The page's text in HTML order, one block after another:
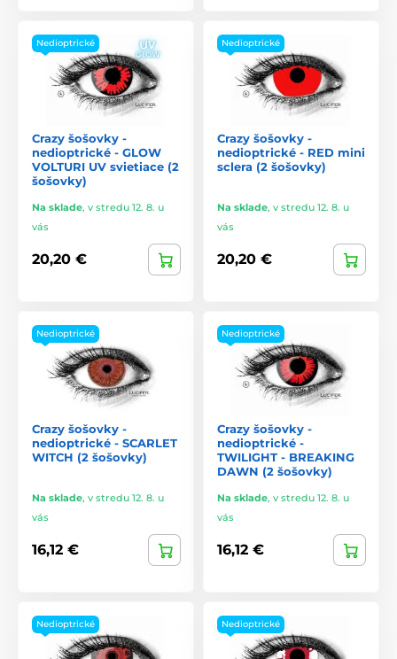
Nedioptrické
Crazy šošovky -
nedioptrické - GLOW
VOLTURI UV svietiace (2
šošovky)
Na sklade, v stredu 12. 8. u
vás
20,20 €
Nedioptrické
Crazy šošovky -
nedioptrické - RED mini
sclera (2 šošovky)
Na sklade, v stredu 12. 8. u
vás
20,20 €
Nedioptrické
Crazy šošovky -
nedioptrické - SCARLET
WITCH (2 šošovky)
Na sklade, v stredu 12. 8. u
vás
16,12 €
Nedioptrické
Crazy šošovky -
nedioptrické -
TWILIGHT - BREAKING
DAWN (2 šošovky)
Na sklade, v stredu 12. 8. u
vás
16,12 €
Nedioptrické Nedioptrické